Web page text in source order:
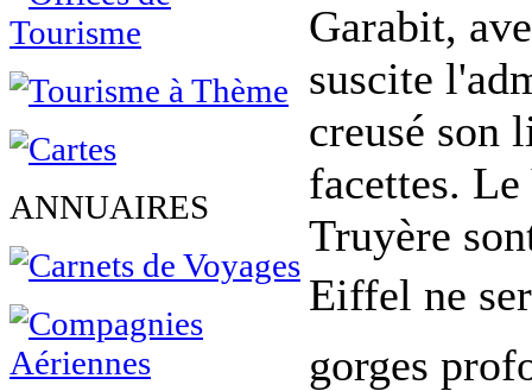
ANNUAIRES
Garabit,
suscite
creusé son
facettes.
Truyère
Eiffel ne
gorges